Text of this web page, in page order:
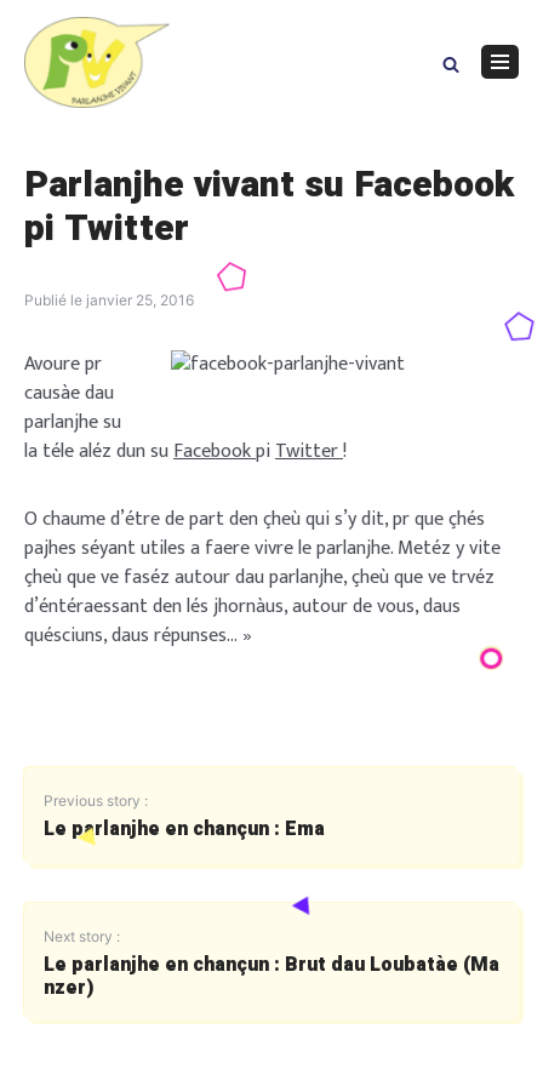
content
Parlanjhe vivant su Facebook
pi Twitter
Publié le janvier 25, 2016
Avoure pr
causàe dau
parlanjhe su
la téle aléz dun suFacebookpiTwitter!
O chaume d’étre de part den çheù qui s’y dit, pr que çhés
pajhes séyant utiles a faere vivre le parlanjhe. Metéz y vite
çheù que ve faséz autour dau parlanjhe, çheù que ve trvéz
d’éntéraessant den lés jhornàus, autour de vous, daus
quésciuns, daus répunses… »
Previous story :
Le parlanjhe en chançun : Ema
Next story :
Le parlanjhe en chançun : Brut dau Loubatàe (Ma
nzer)